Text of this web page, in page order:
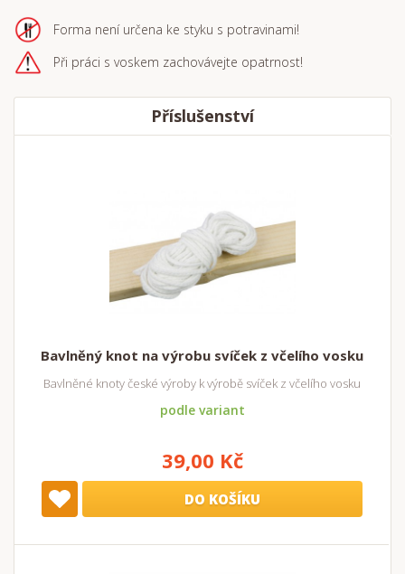
Forma není určena ke styku s potravinami!
Při práci s voskem zachovávejte opatrnost!
Příslušenství
Bavlněný knot na výrobu svíček z včelího vosku
Bavlněné knoty české výroby k výrobě svíček z včelího vosku
podle variant
39,00 Kč
DO KOŠÍKU